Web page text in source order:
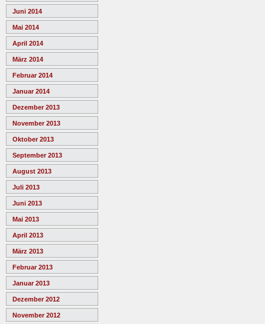
Juni 2014
Mai 2014
April 2014
März 2014
Februar 2014
Januar 2014
Dezember 2013
November 2013
Oktober 2013
September 2013
August 2013
Juli 2013
Juni 2013
Mai 2013
April 2013
März 2013
Februar 2013
Januar 2013
Dezember 2012
November 2012